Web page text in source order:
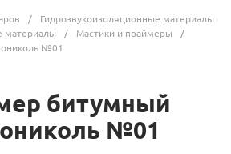
/
Гидрозвукоизоляционные материалы
материалы / Мастики и праймеры
/
№01
битумный
№01